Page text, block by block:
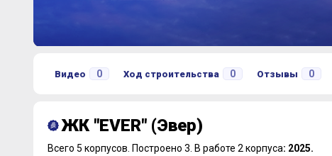
Видео 0 Ход строительства 0 Отзывы 0
ЖК "EVER" (Эвер)
Всего 5 корпусов. Построено 3. В работе 2 корпуса: 2025.